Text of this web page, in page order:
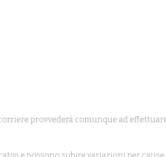
provvederà comunque ad